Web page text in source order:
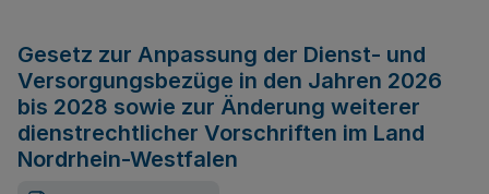
Gesetz zur Anpassung der Dienst- und
Versorgungsbezüge in den Jahren 2026
bis 2028 sowie zur Änderung weiterer
dienstrechtlicher Vorschriften im Land
Nordrhein-Westfalen